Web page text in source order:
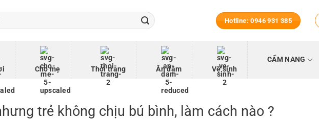
Hotline: 0946 931 385
Cho mẹ Thời trang Ăn dặm Vệ sinh
CẨM NANG
trẻ không chịu bú bình, làm cách nào ?